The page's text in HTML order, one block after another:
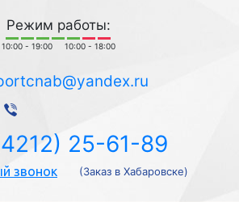
Режим работы:
10:00 - 19:00 10:00 - 18:00
25-61-89
звонок (Заказ в Хабаровске)